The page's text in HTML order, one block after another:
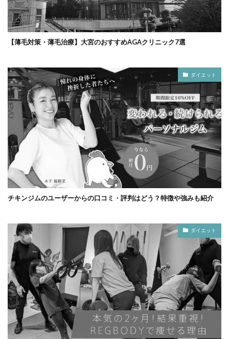
【薄毛対策・薄毛治療】大宮のおすすめAGAクリニック7選
ダイエット
チキンジムのユーザーからの口コミ・評判はどう？特徴や強みも紹介
ダイエット